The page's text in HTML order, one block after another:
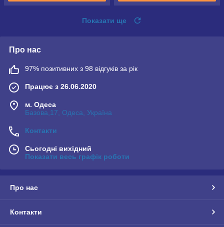
Показати ще
Про нас
97% позитивних з 98 відгуків за рік
Працює з 26.06.2020
м. Одеса
Базова,17, Одеса, Україна
Контакти
Сьогодні вихідний
Показати весь графік роботи
Про нас
Контакти